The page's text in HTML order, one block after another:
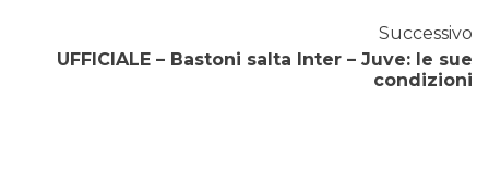
Successivo
UFFICIALE – Bastoni salta Inter – Juve: le sue
condizioni